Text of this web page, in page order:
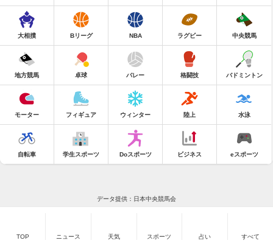
大相撲 Bリーグ NBA ラグビー 中央競馬
地方競馬 卓球 バレー 格闘技 バドミントン
モーター フィギュア ウィンター 陸上 水泳
自転車 学生スポーツ Doスポーツ ビジネス eスポーツ
データ提供：日本中央競馬会
TOP ニュース 天気 スポーツ 占い すべて